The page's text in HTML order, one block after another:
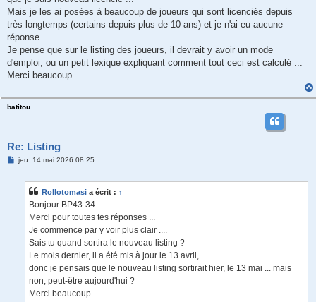
Mais je les ai posées à beaucoup de joueurs qui sont licenciés depuis
très longtemps (certains depuis plus de 10 ans) et je n'ai eu aucune
réponse ...
Je pense que sur le listing des joueurs, il devrait y avoir un mode
d'emploi, ou un petit lexique expliquant comment tout ceci est calculé ...
Merci beaucoup
batitou
Re: Listing
Mjeu. 14 mai 2026 08:25
Rollotomasi a écrit : ↑
Bonjour BP43-34
Merci pour toutes tes réponses ...
Je commence par y voir plus clair ....
Sais tu quand sortira le nouveau listing ?
Le mois dernier, il a été mis à jour le 13 avril,
donc je pensais que le nouveau listing sortirait hier, le 13 mai ... mais
non, peut-être aujourd'hui ?
Merci beaucoup